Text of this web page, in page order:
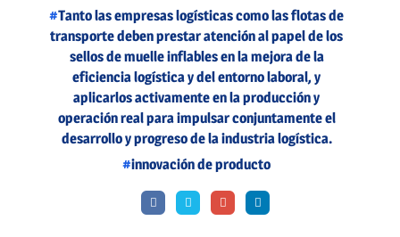
Tanto las empresas logísticas como las flotas de
transporte deben prestar atención al papel de los
sellos de muelle inflables en la mejora de la
eficiencia logística y del entorno laboral, y
aplicarlos activamente en la producción y
operación real para impulsar conjuntamente el
desarrollo y progreso de la industria logística.
innovación de producto